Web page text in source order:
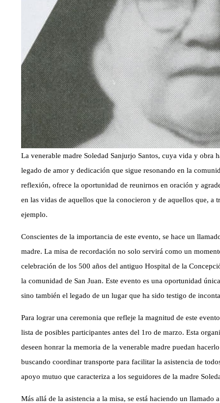
La venerable madre Soledad Sanjurjo Santos, cuya vida y obra
legado de amor y dedicación que sigue resonando en la
reflexión, ofrece la oportunidad de reunirnos en oración y
en las vidas de aquellos que la conocieron y de aquellos que, a
ejemplo.
Conscientes de la importancia de este evento, se hace un
madre. La misa de recordación no solo servirá como un
celebración de los 500 años del antiguo Hospital de la
la comunidad de San Juan. Este evento es una oportunidad
sino también el legado de un lugar que ha sido testigo de
Para lograr una ceremonia que refleje la magnitud de este
lista de posibles participantes antes del 1ro de marzo. Esta
deseen honrar la memoria de la venerable madre puedan
buscando coordinar transporte para facilitar la asistencia de
apoyo mutuo que caracteriza a los seguidores de la madre
Más allá de la asistencia a la misa, se está haciendo un llamado